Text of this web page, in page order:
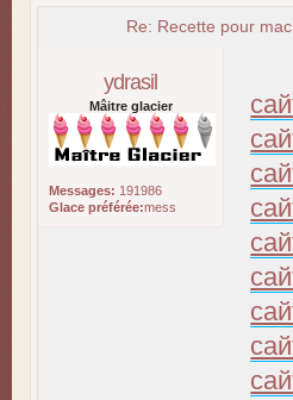
Re: Recette pour
ydrasil
Mâitre glacier
Messages: 191986
Glace préférée:mess